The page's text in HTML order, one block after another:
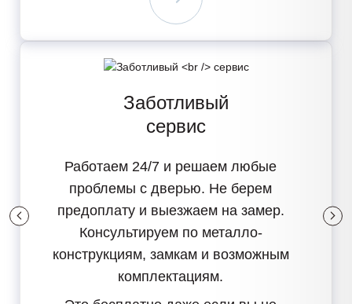
Заботливый
сервис
Работаем 24/7 и решаем любые
проблемы с дверью. Не берем
предоплату и выезжаем на замер.
Консультируем по металло-
конструкциям, замкам и возможным
комплектациям.